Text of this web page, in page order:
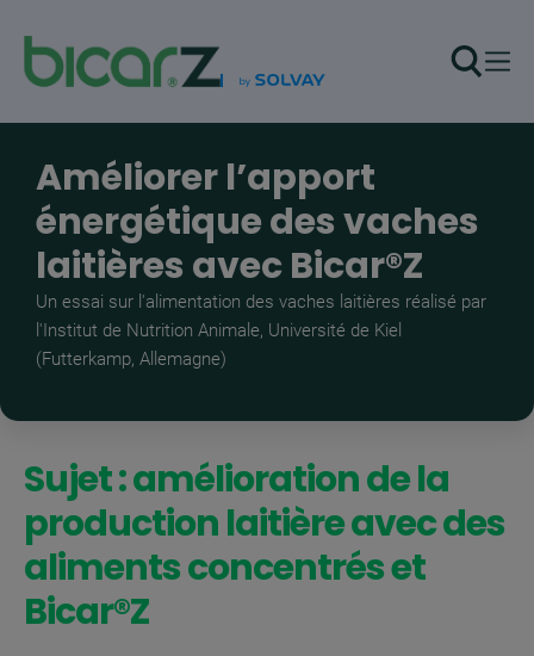
Aller au contenu principal
Améliorer l’apport
énergétique des vaches
laitières avec Bicar®Z
Un essai sur l'alimentation des vaches laitières réalisé par
l'Institut de Nutrition Animale, Université de Kiel
(Futterkamp, Allemagne)
Sujet : amélioration de la
production laitière avec des
aliments concentrés et
Bicar®Z